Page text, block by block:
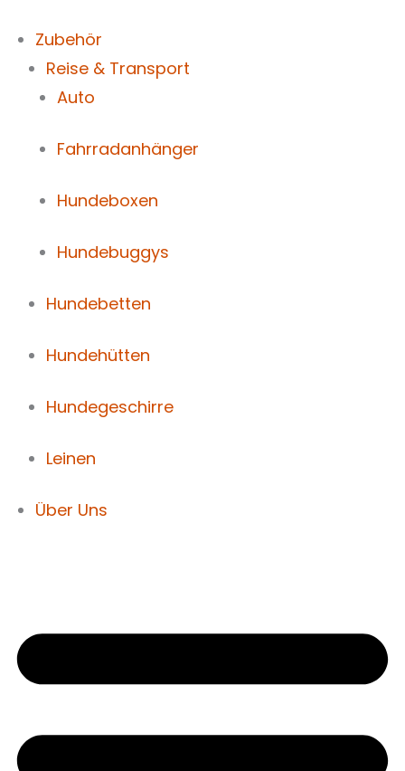
Zubehör
Reise & Transport
Auto
Fahrradanhänger
Hundeboxen
Hundebuggys
Hundebetten
Hundehütten
Hundegeschirre
Leinen
Über Uns